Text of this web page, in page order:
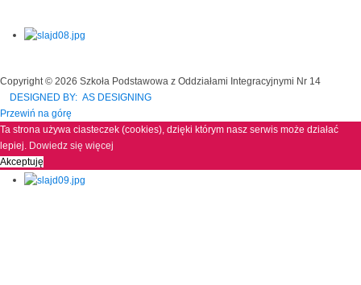
Copyright © 2026 Szkoła Podstawowa z Oddziałami Integracyjnymi Nr 14
DESIGNED BY: AS DESIGNING
Przewiń na górę
Ta strona używa ciasteczek (cookies), dzięki którym nasz serwis może działać
lepiej. Dowiedz się więcej
Akceptuję